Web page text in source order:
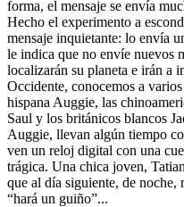
forma, el mensaje se envía
Hecho el experimento a
mensaje inquietante: lo envía
le indica que no envíe nuevos
localizarán su planeta e irán a
Occidente, conocemos a
hispana Auggie, las
Saul y los británicos blancos
Auggie, llevan algún tiempo
ven un reloj digital con una
trágica. Una chica joven,
que al día siguiente, de
“hará un guiño”...